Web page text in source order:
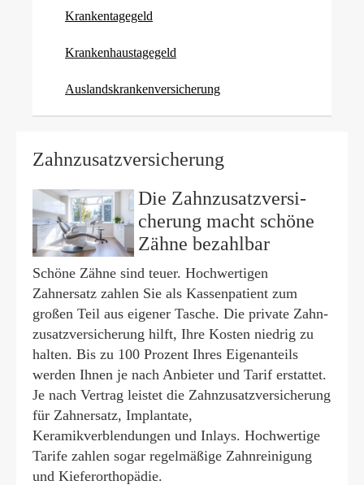
Krankentagegeld
Krankenhaustagegeld
Auslandskrankenversicherung
Zahn­zu­satz­ver­si­che­rung
Die Zahn­zu­satz­ver­si­
che­rung macht schöne
Zähne bezahlbar
Schöne Zähne sind teuer. Hochwertigen
Zahnersatz zahlen Sie als Kassenpatient zum
großen Teil aus eigener Tasche. Die private Zahn­
zu­satz­ver­si­che­rung hilft, Ihre Kosten niedrig zu
halten. Bis zu 100 Prozent Ihres Eigenanteils
werden Ihnen je nach Anbieter und Tarif erstattet.
Je nach Vertrag leistet die Zahn­zu­satz­ver­si­che­rung
für Zahnersatz, Implantate,
Keramikverblendungen und Inlays. Hochwertige
Tarife zahlen sogar regelmäßige Zahnreinigung
und Kieferorthopädie.